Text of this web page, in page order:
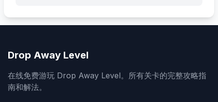
Drop Away Level
在线免费游玩 Drop Away Level。所有关卡的完整攻略指
南和解法。